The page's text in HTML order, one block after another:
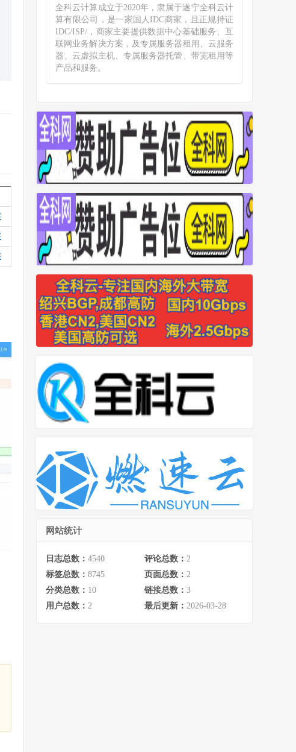
全科云计算成立于2020年，隶属于遂宁全科云计
算有限公司，是一家国人IDC商家，且正规持证
IDC/ISP/，商家主要提供数据中心基础服务、互
联网业务解决方案，及专属服务器租用、云服务
器、云虚拟主机、专属服务器托管、带宽租用等
产品和服务。
网站统计
日志总数： 4540 评论总数： 2
标签总数： 8745 页面总数： 2
分类总数： 10 链接总数： 3
用户总数： 2 最后更新： 2026-03-28